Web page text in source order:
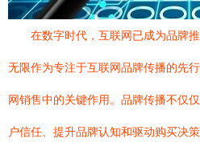
在数字时代，互联网已成为品牌
无限作为专注于互联网品牌传播的先
网销售中的关键作用。品牌传播不仅
户信任、提升品牌认知和驱动购买决策